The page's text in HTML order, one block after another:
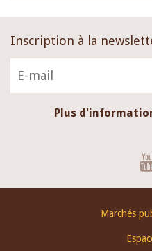
Inscription à la
Plus
Marchés